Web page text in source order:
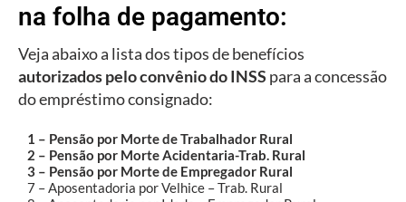
na folha de pagamento:
Veja abaixo a lista dos tipos de benefícios
autorizados pelo convênio do INSS para a concessão
do empréstimo consignado:
1 – Pensão por Morte de Trabalhador Rural
2 – Pensão por Morte Acidentaria-Trab. Rural
3 – Pensão por Morte de Empregador Rural
7 – Aposentadoria por Velhice – Trab. Rural